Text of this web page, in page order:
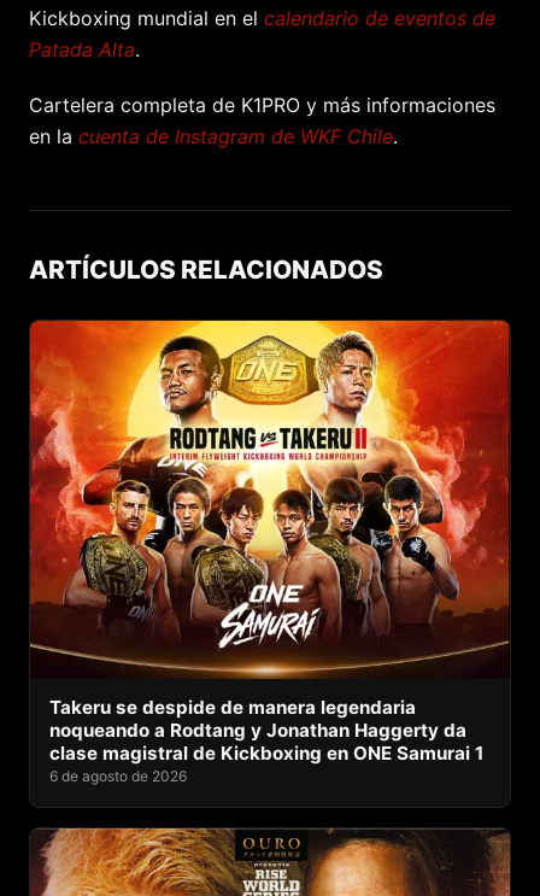
Kickboxing mundial en el calendario de eventos de
Patada Alta.
Cartelera completa de K1PRO y más informaciones
en la cuenta de Instagram de WKF Chile.
ARTÍCULOS RELACIONADOS
Takeru se despide de manera legendaria
noqueando a Rodtang y Jonathan Haggerty da
clase magistral de Kickboxing en ONE Samurai 1
6 de agosto de 2026